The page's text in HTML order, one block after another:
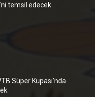
temsil edecek
Süper Kupası’nda